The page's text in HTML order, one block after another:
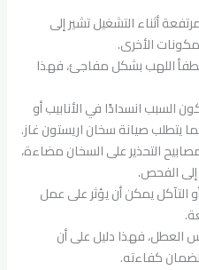
أثناء التشغيل تشير إلى
الأخرى.
اللهب بشكل مفاجئ، فهذا
السبب انسدادًا في الأنابيب أو
يتطلب صيانة سخان اريستون غاز.
التحذير على السخان مضاءة،
الفحص.
التآكل يمكن أن يؤثر على عمل
العطل، فهذا دليل على أن
كفاءته.